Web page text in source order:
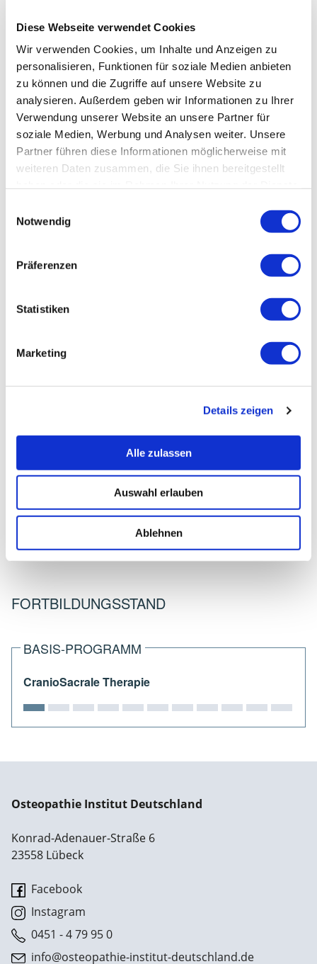
Diese Webseite verwendet Cookies
Wir verwenden Cookies, um Inhalte und Anzeigen zu
personalisieren, Funktionen für soziale Medien anbieten
zu können und die Zugriffe auf unsere Website zu
analysieren. Außerdem geben wir Informationen zu Ihrer
Verwendung unserer Website an unsere Partner für
soziale Medien, Werbung und Analysen weiter. Unsere
Partner führen diese Informationen möglicherweise mit
weiteren Daten zusammen, die Sie ihnen bereitgestellt
Notwendig
Präferenzen
Statistiken
Marketing
Details zeigen
Alle zulassen
Auswahl erlauben
Ablehnen
GREWE, SABINE
Physiotherapie
31609 Balge-Dolldorf
05022-94031
FORTBILDUNGSSTAND
BASIS-PROGRAMM
CranioSacrale Therapie
Osteopathie Institut Deutschland
Konrad-Adenauer-Straße 6
23558 Lübeck
Facebook
Instagram
0451 - 4 79 95 0
info@osteopathie-institut-deutschland.de